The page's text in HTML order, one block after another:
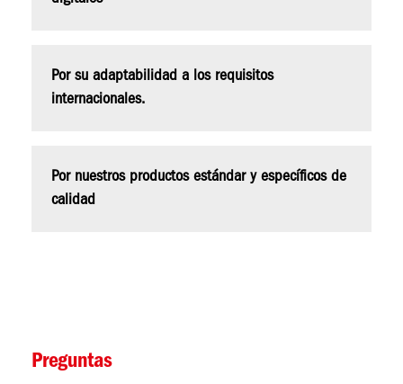
Por su adaptabilidad a los requisitos
internacionales.
Por nuestros productos estándar y específicos de
calidad
Preguntas